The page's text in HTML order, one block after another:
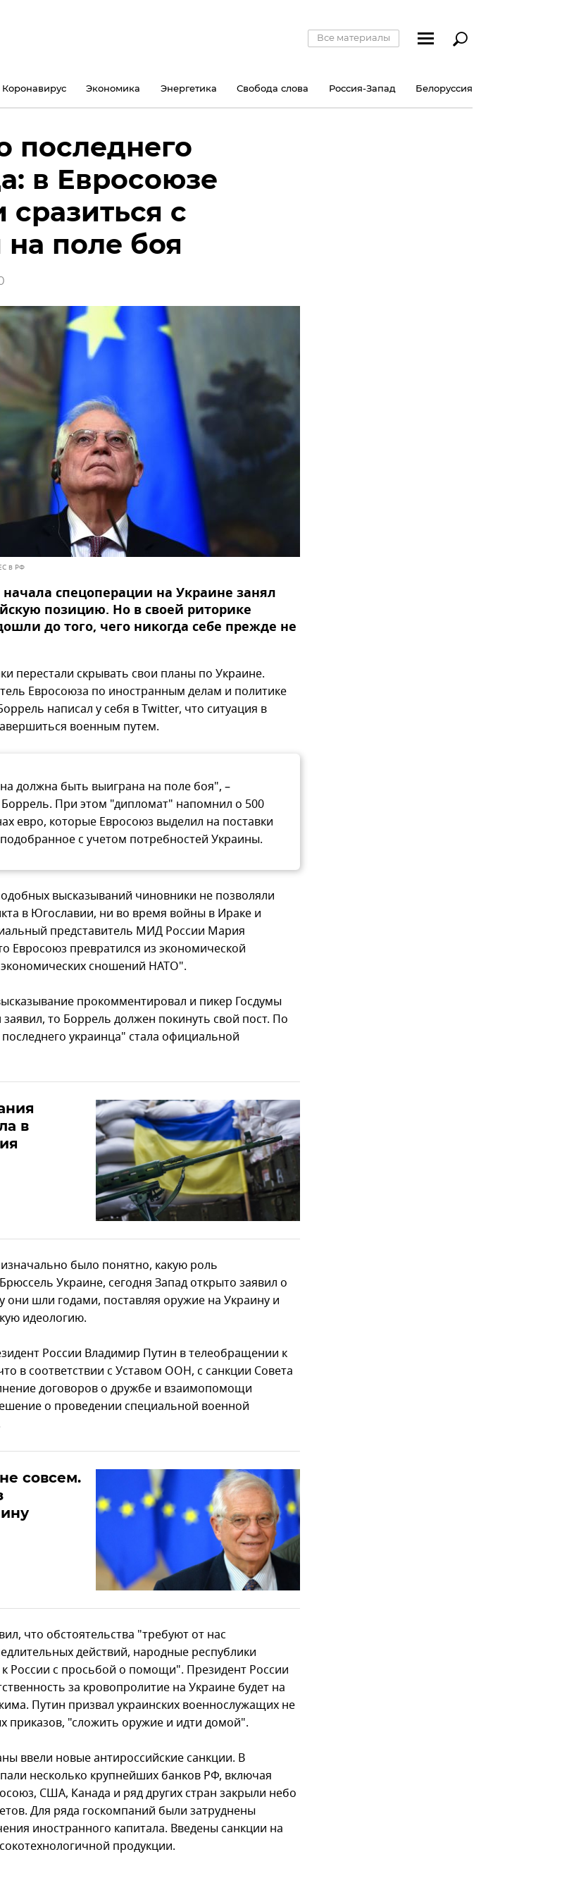
Все материалы
Коронавирус Экономика Энергетика Свобода слова Россия-Запад Белоруссия
последнего
в Евросоюзе
сразиться с
поле боя
в РФ
начала спецоперации на Украине занял
позицию. Но в своей риторике
до того, чего никогда себе прежде не
перестали скрывать свои планы по Украине.
Евросоюза по иностранным делам и политике
написал у себя в Twitter, что ситуация в
военным путем.
должна быть выиграна на поле боя", –
При этом "дипломат" напомнил о 500
евро, которые Евросоюз выделил на поставки
с учетом потребностей Украины.
высказываний чиновники не позволяли
в Югославии, ни во время войны в Ираке и
представитель МИД России Мария
Евросоюз превратился из экономической
сношений НАТО".
прокомментировал и пикер Госдумы
то Боррель должен покинуть свой пост. По
украинца" стала официальной
в
было понятно, какую роль
Украине, сегодня Запад открыто заявил о
они шли годами, поставляя оружие на Украину и
идеологию.
России Владимир Путин в телеобращении к
в соответствии с Уставом ООН, с санкции Совета
договоров о дружбе и взаимопомощи
о проведении специальной военной
совсем.
что обстоятельства "требуют от нас
действий, народные республики
России с просьбой о помощи". Президент России
за кровопролитие на Украине будет на
Путин призвал украинских военнослужащих не
приказов, "сложить оружие и идти домой".
ввели новые антироссийские санкции. В
несколько крупнейших банков РФ, включая
США, Канада и ряд других стран закрыли небо
Для ряда госкомпаний были затруднены
иностранного капитала. Введены санкции на
продукции.